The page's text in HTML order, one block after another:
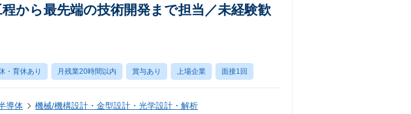
から最先端の技術開発まで担当／未経験歓
・育休あり 月残業20時間以内 賞与あり 上場企業 面接1回
導体
機械/機構設計・金型設計・光学設計・解析